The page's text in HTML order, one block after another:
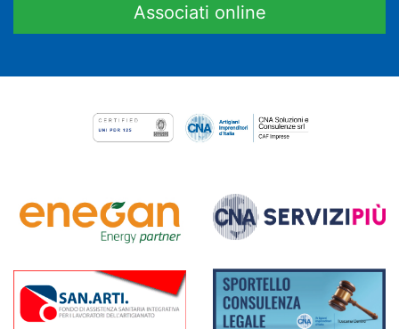
Associati online